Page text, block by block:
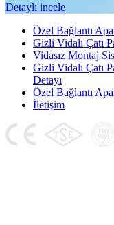
Detaylı incele
Özel Bağlantı
Gizli Vidalı Çatı
Vidasız Montaj
Gizli Vidalı Çatı
Detayı
Özel Bağlantı
İletişim